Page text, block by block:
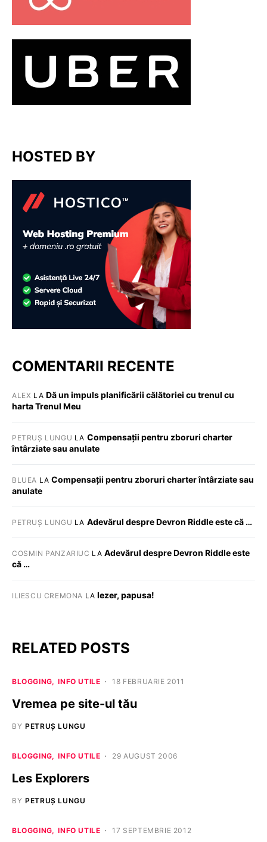
HOSTED BY
COMENTARII RECENTE
ALEX LA Dă un impuls planificării călătoriei cu trenul cu
harta Trenul Meu
PETRUȘ LUNGU LA Compensații pentru zboruri charter
întârziate sau anulate
BLUEA LACompensații pentru zboruri charter întârziate sau
anulate
PETRUȘ LUNGU LA Adevărul despre Devron Riddle este că …
COSMIN PANZARIUC LA Adevărul despre Devron Riddle este
că …
ILIESCU CREMONA LAIezer, papusa!
RELATED POSTS
BLOGGING INFO UTILE 18 FEBRUARIE 2011
Vremea pe site-ul tău
BY PETRUȘ LUNGU
BLOGGING INFO UTILE 29 AUGUST 2006
Les Explorers
BY PETRUȘ LUNGU
BLOGGING INFO UTILE 17 SEPTEMBRIE 2012